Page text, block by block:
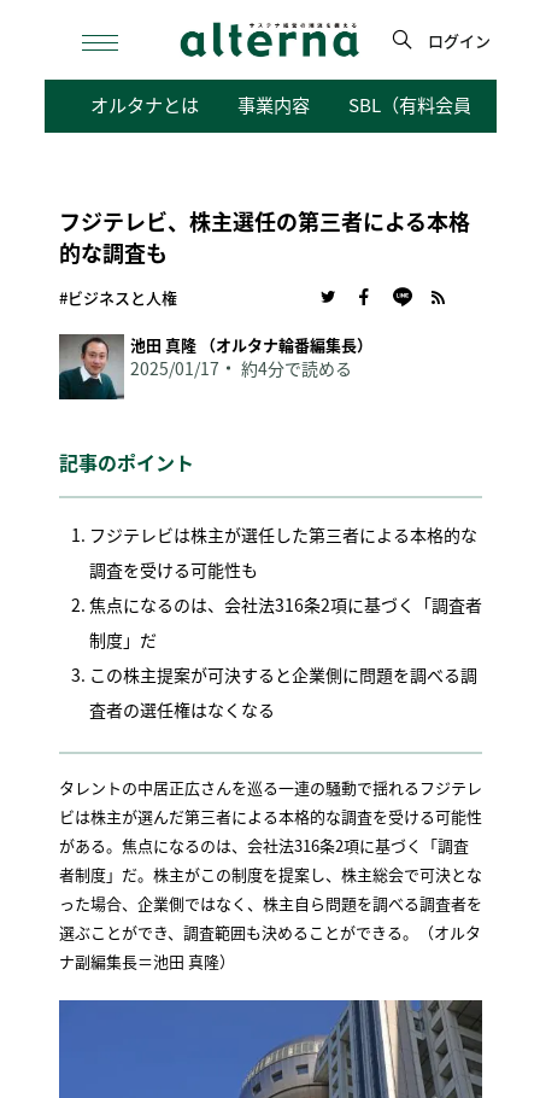
検
ログイン
オルタナとは 事業内容 SBL（有料会員向けサ
フジテレビ、株主選任の第三者による本格
的な調査も
#ビジネスと人権
池田 真隆 （オルタナ輪番編集長）
2025/01/17 約4分で読める
記事のポイント
フジテレビは株主が選任した第三者による本格的な
調査を受ける可能性も
焦点になるのは、会社法316条2項に基づく「調査者
制度」だ
この株主提案が可決すると企業側に問題を調べる調
査者の選任権はなくなる
タレントの中居正広さんを巡る一連の騒動で揺れるフジテレ
ビは株主が選んだ第三者による本格的な調査を受ける可能性
がある。焦点になるのは、会社法316条2項に基づく「調査
者制度」だ。株主がこの制度を提案し、株主総会で可決とな
った場合、企業側ではなく、株主自ら問題を調べる調査者を
選ぶことができ、調査範囲も決めることができる。（オルタ
ナ副編集長＝池田 真隆）